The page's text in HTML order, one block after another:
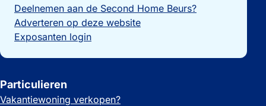
Deelnemen aan de Second Home Beurs?
Adverteren op deze website
Exposanten login
Particulieren
Vakantiewoning verkopen?